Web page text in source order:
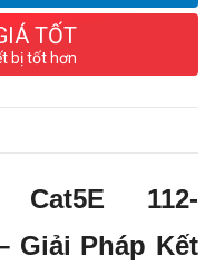
TỐT
bị tốt hơn
112-
Giải Pháp Kết